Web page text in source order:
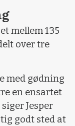
mellem 135
over tre
med gødning
en ensartet
Jesper
godt sted at